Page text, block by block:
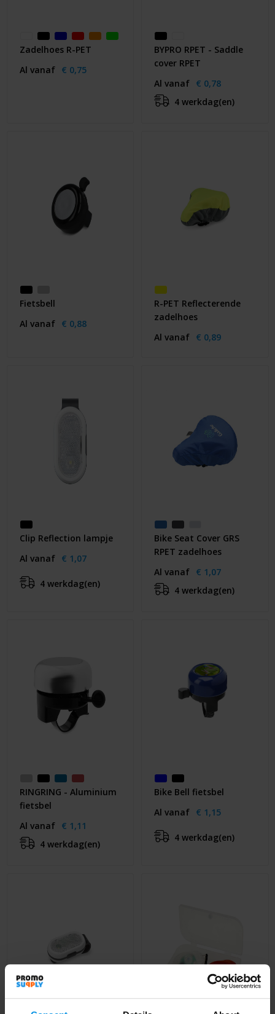
Zadelhoes R-PET
Al vanaf € 0,75
BYPRO RPET - Saddle
cover RPET
Al vanaf € 0,78
4 werkdag(en)
Fietsbell
Al vanaf € 0,88
R-PET Reflecterende
zadelhoes
Al vanaf € 0,89
Clip Reflection lampje
Al vanaf € 1,07
4 werkdag(en)
Bike Seat Cover GRS
RPET zadelhoes
Al vanaf € 1,07
4 werkdag(en)
RINGRING - Aluminium
fietsbel
Al vanaf € 1,11
4 werkdag(en)
Bike Bell fietsbel
Al vanaf € 1,15
4 werkdag(en)